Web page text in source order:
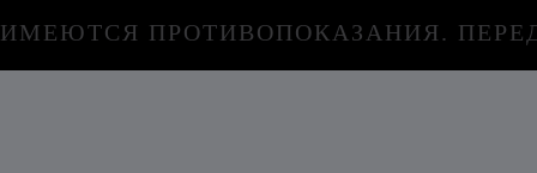
ИМЕЮТСЯ ПРОТИВОПОКАЗАНИЯ.